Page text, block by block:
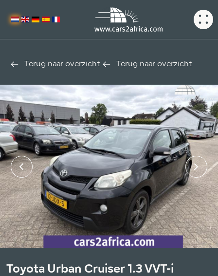
Terug naar overzicht Terug naar overzicht
Toyota Urban Cruiser 1.3 VVT-i